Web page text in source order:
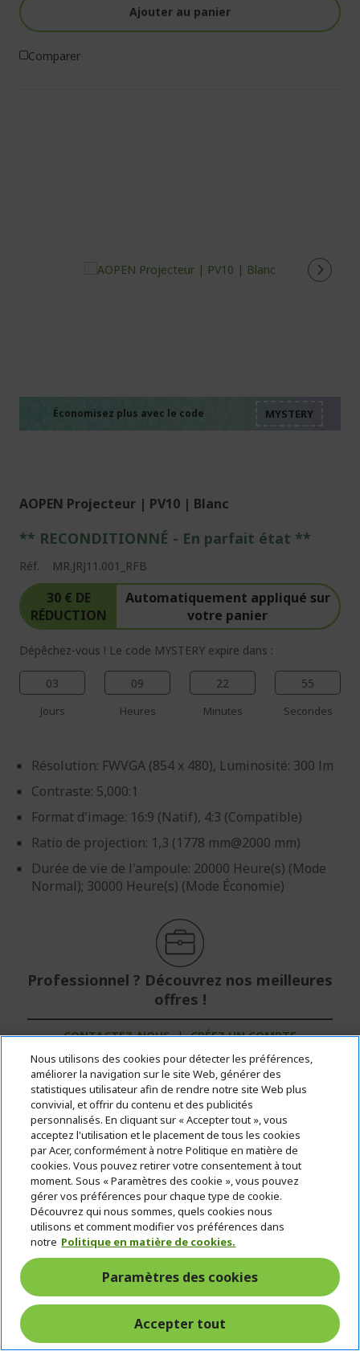
Ajouter au panier
Comparer
Économisez plus avec le code
AOPEN Projecteur | PV10 | Blanc
** RECONDITIONNÉ - En parfait état **
Réf. MR.JRJ11.001_RFB
30 € DE
RÉDUCTION
Automatiquement appliqué sur
votre panier
Dépêchez-vous ! Le code MYSTERY expire dans :
03
Jours
09
Heures
22
Minutes
54
Secondes
Résolution: FWVGA (854 x 480), Luminosité: 300 lm
Contraste: 5,000:1
Format d'image: 16:9 (Natif), 4:3 (Compatible)
Ratio de projection: 1,3 (1778 mm@2000 mm)
Durée de vie de l'ampoule: 20000 Heure(s) (Mode
Normal); 30000 Heure(s) (Mode Économie)
Professionnel ? Découvrez nos meilleures
offres !
CONTACTEZ-NOUS | CRÉEZ UN COMPTE
224,00 €
EN STOCK
(LIVRAISON : 1 À 5 JOURS OUVRÉS)
Quantité :
Aller au produit
Ajouter au panier
Nous utilisons des cookies pour détecter les préférences,
améliorer la navigation sur le site Web, générer des
statistiques utilisateur afin de rendre notre site Web plus
convivial, et offrir du contenu et des publicités
personnalisés. En cliquant sur « Accepter tout », vous
acceptez l'utilisation et le placement de tous les cookies
par Acer, conformément à notre Politique en matière de
cookies. Vous pouvez retirer votre consentement à tout
moment. Sous « Paramètres des cookie », vous pouvez
gérer vos préférences pour chaque type de cookie.
Découvrez qui nous sommes, quels cookies nous
utilisons et comment modifier vos préférences dans
notre Politique en matière de cookies.
Paramètres des cookies
Accepter tout